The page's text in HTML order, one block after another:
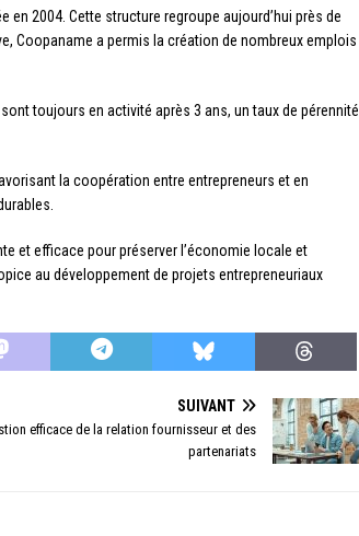
en 2004. Cette structure regroupe aujourd’hui près de
Coopaname a permis la création de nombreux emplois
toujours en activité après 3 ans, un taux de pérennité
la coopération entre entrepreneurs et en
et efficace pour préserver l’économie locale et
au développement de projets entrepreneuriaux
SUIVANT
efficace de la relation fournisseur et des
partenariats